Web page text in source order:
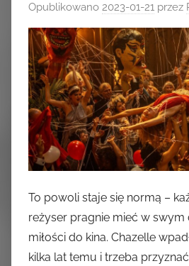
Opublikowano 2023-01-21 przez
To powoli staje się normą –
reżyser pragnie mieć w
miłości do kina. Chazelle
kilka lat temu i trzeba